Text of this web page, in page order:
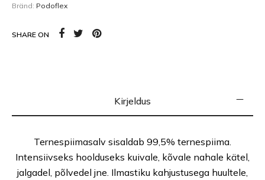
Bränd: Podoflex
SHARE ON
Kirjeldus
Ternespiimasalv sisaldab 99,5% ternespiima.
Intensiivseks hoolduseks kuivale, kõvale nahale kätel,
jalgadel, põlvedel jne. Ilmastiku kahjustusega huultele,